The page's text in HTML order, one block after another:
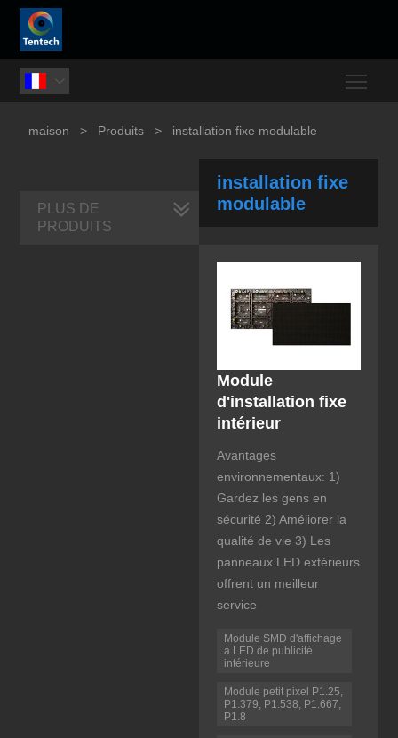

maison > Produits > installation fixe modulable
installation fixe
modulable
Module
d'installation fixe
intérieur
Avantages
environnementaux: 1)
Gardez les gens en
sécurité 2) Améliorer la
qualité de vie 3) Les
panneaux LED extérieurs
offrent un meilleur
service
Module SMD d'affichage
à LED de publicité
intérieure
Module petit pixel P1.25,
P1.379, P1.538, P1.667,
P1.8
PLUS DE
PRODUITS